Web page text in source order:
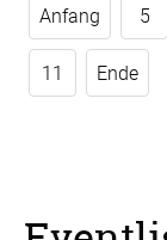
Anfang 5
11 Ende